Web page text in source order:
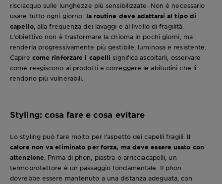
risciacquo sulle lunghezze più sensibilizzate. Non è necessario
usare tutto ogni giorno: la routine deve adattarsi al tipo di
capello, alla frequenza dei lavaggi e al livello di fragilità.
L’obiettivo non è trasformare la chioma in pochi giorni, ma
renderla progressivamente più gestibile, luminosa e resistente.
Capire come rinforzare i capelli significa ascoltarli, osservare
come reagiscono ai prodotti e correggere le abitudini che li
rendono più vulnerabili.
Styling: cosa fare e cosa evitare
Lo styling può fare molto per l’aspetto dei capelli fragili. Il
calore non va eliminato per forza, ma deve essere usato con
attenzione . Prima di phon, piastra o arricciacapelli, un
termoprotettore è un passaggio fondamentale. Il phon
dovrebbe essere mantenuto a una distanza adeguata, con